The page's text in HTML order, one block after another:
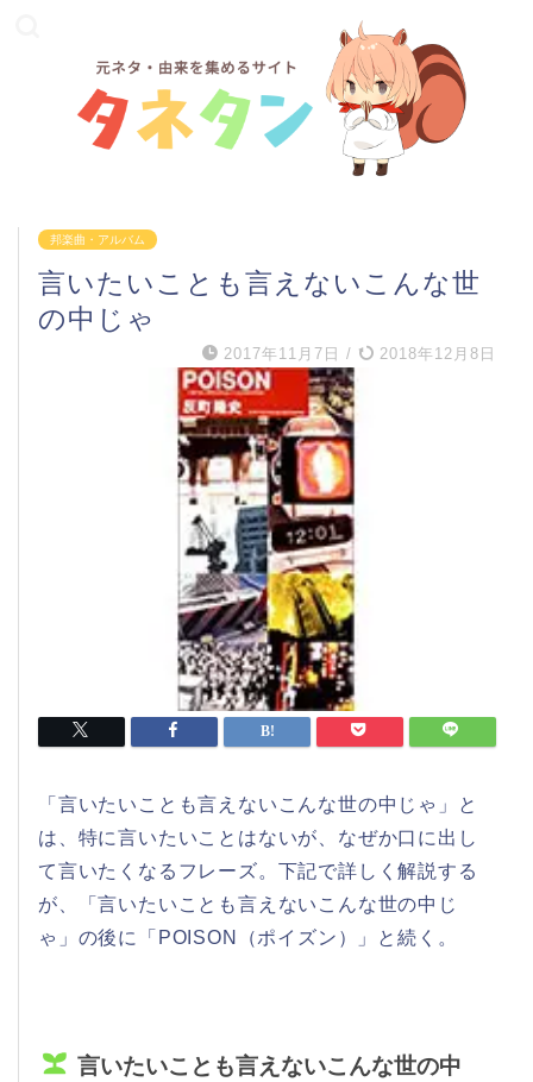
邦楽曲・アルバム
言いたいことも言えないこんな世
の中じゃ
2017年11月7日 / 2018年12月8日
「言いたいことも言えないこんな世の中じゃ」と
は、特に言いたいことはないが、なぜか口に出し
て言いたくなるフレーズ。下記で詳しく解説する
が、「言いたいことも言えないこんな世の中じ
ゃ」の後に「POISON（ポイズン）」と続く。
言いたいことも言えないこんな世の中